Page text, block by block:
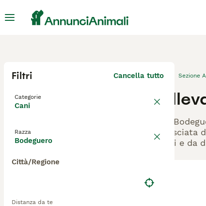
Filtri Cancella tutto
Categorie
Cani
Razza
Bodeguero
Città/Regione
Distanza da te
Sezione
Gli
rilasciata
cani e da